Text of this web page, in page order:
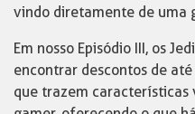
vindo diretamente de uma
Em nosso Episódio III, os
encontrar descontos de
que trazem características